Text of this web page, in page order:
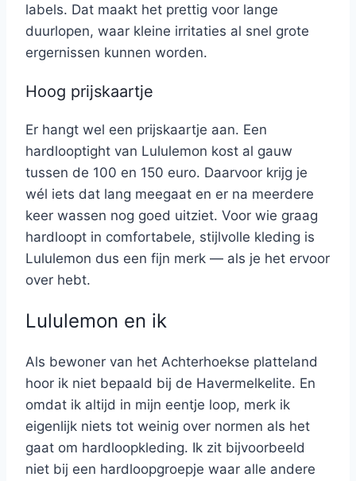
labels. Dat maakt het prettig voor lange
duurlopen, waar kleine irritaties al snel grote
ergernissen kunnen worden.
Hoog prijskaartje
Er hangt wel een prijskaartje aan. Een
hardlooptight van Lululemon kost al gauw
tussen de 100 en 150 euro. Daarvoor krijg je
wél iets dat lang meegaat en er na meerdere
keer wassen nog goed uitziet. Voor wie graag
hardloopt in comfortabele, stijlvolle kleding is
Lululemon dus een fijn merk — als je het ervoor
over hebt.
Lululemon en ik
Als bewoner van het Achterhoekse platteland
hoor ik niet bepaald bij de Havermelkelite. En
omdat ik altijd in mijn eentje loop, merk ik
eigenlijk niets tot weinig over normen als het
gaat om hardloopkleding. Ik zit bijvoorbeeld
niet bij een hardloopgroepje waar alle andere